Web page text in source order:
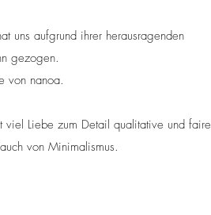
uns aufgrund ihrer herausragenden
gezogen.
von nanoa.
viel Liebe zum Detail qualitative und faire
von Minimalismus.